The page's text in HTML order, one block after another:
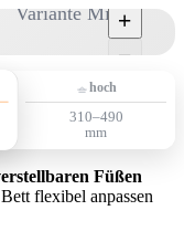
Variante Mittel+
−
hoch
310–490
mm
Füßen
flexibel anpassen